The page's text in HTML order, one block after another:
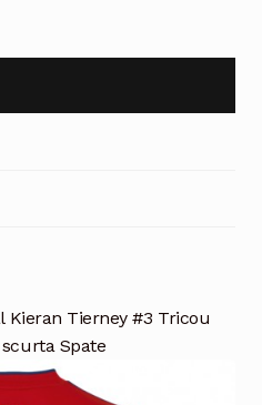
Kieran Tierney #3 Tricou
Spate